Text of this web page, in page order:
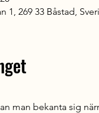
1, 269 33 Båstad,
man bekanta sig